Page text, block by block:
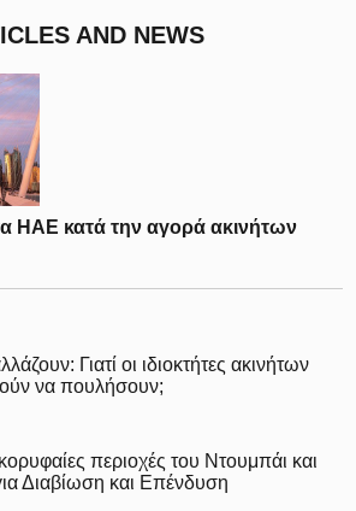
AND NEWS
ΗΑΕ κατά την αγορά ακινήτων
Γιατί οι ιδιοκτήτες ακινήτων
να πουλήσουν;
περιοχές του Ντουμπάι και
Διαβίωση και Επένδυση